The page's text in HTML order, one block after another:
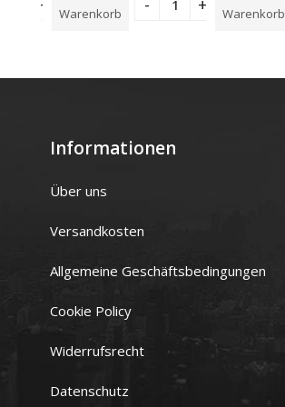
Warenkorb
Warenkorb
Informationen
Über uns
Versandkosten
Allgemeine Geschäftsbedingungen
Cookie Policy
Widerrufsrecht
Datenschutz